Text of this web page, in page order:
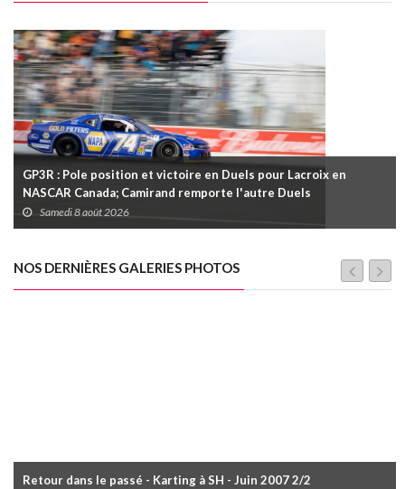
GP3R : Pole position et victoire en Duels pour Lacroix en
NASCAR Canada; Camirand remporte l'autre Duels
Samedi 8 août 2026
NOS DERNIÈRES GALERIES PHOTOS
Retour dans le passé - Karting à SH - Juin 2007 2/2